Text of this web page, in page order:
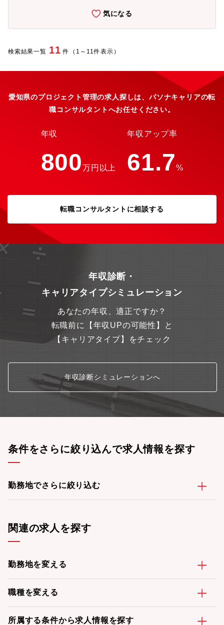
す。【職務内容】■『焼肉きんぐ』『寿司しゃぶしゃぶ ゆず庵』
己検査・アルバイト、パートの人財教育 ■具体的な業務例・生産
スケジュール作成、生産調整、入出荷管理、生産帳票の管
安全教育・マニュアル作成 ・機械操作
管理、現場改善業務、メンテナンス計画作成・実行【同社で働く
魅力】■業界トップブランドでのキャリア形成・「焼肉きんぐ」
「丸源ラーメン」「ゆず庵」など、各業態でトップクラスのシェ
アを持つブランドを展開しています。・ 成長産業（外食）の中で
リアパスと新業態開発への挑戦機会・新ブランド創出や海外展開
ロジェクトの責任者を任されるチャンスにあふれています。■人財
育成を重視した企業文化・「理念型人財育成」「D&I推進」に積極
に溶け込める環境です。■グローバル展開に携われるチャンス・中
国・ASEAN・米国など海外出店を拡大中です。・語学や異文化マ
定した経営基盤と挑戦できる風土・8期連続増配、自己資本比率
54%超と財務基盤が安定しています。・安定性の上で、新業態開
発やDX・ESGといった挑戦を後押しする社風です。
気になる
検索結果一覧 11 件（1～11件表示）
愛知県のプロジェクト管理の求人探しは、パソナキャリアの転
職コンサルタントへお任せください。
年収
800万円以上
年収アップ率
61.7%
転職コンサルタントに相談する
年収診断・
キャリアタイプシミュレーション
あなたの年収、適正ですか？
転職前に【年収UPの可能性】と
【キャリアタイプ】をチェック
年収診断シミュレーションへ
条件をさらに絞り込んで求人情報を探す
勤務地でさらに絞り込む
関連の求人を探す
勤務地を変える
職種を変える
所属する条件から求人情報を探す